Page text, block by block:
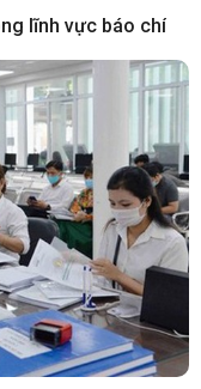
lĩnh vực báo chí